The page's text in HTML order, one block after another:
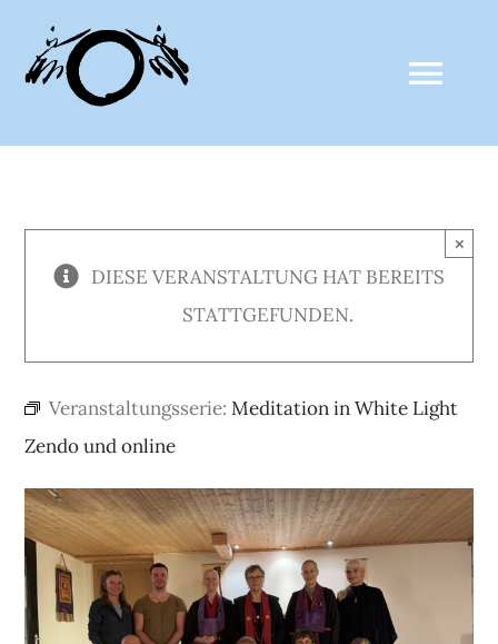
Inhalt
springen
CLAUDE ANSHIN THOMAS
MEDIEN
SHOP
KONTAKT
DIESE VERANSTALTUNG HAT BEREITS
STATTGEFUNDEN.
×
Veranstaltungsserie:Meditation in White Light
Zendo und online